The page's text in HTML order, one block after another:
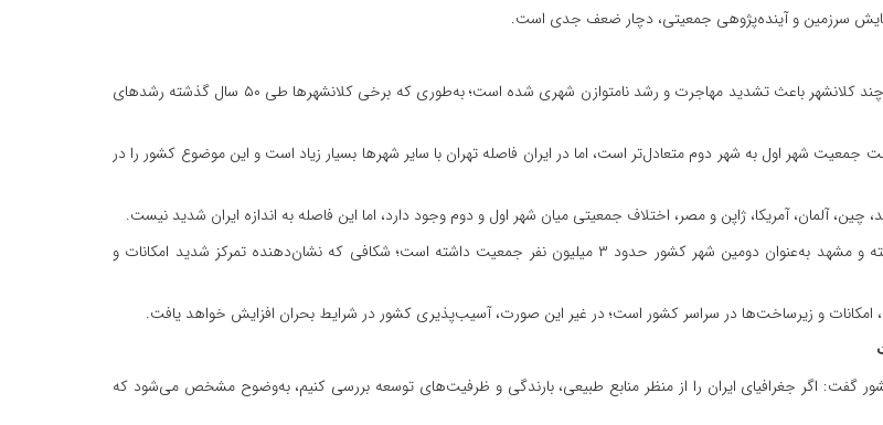
سرزمین و آینده‌پژوهی جمعیتی، دچار ضعف جدی است.
وی ادامه داد: تمرکز خدمات، زیرساخت‌ها، امکانات اقتصادی و سیاسی در تهران و چند کلانشهر باعث تشدید مهاجرت و رشد نامتوازن شهری شده است؛ به‌طوری که برخی کلانشهرها طی ۵۰ سال گذشته رشدهای
شهر اول به شهر دوم متعادل‌تر است، اما در ایران فاصله تهران با سایر شهرها بسیار زیاد است و این موضوع کشور را در
آلمان، آمریکا، ژاپن و مصر، اختلاف جمعیتی میان شهر اول و دوم وجود دارد، اما این فاصله به اندازه ایران شدید نیست.
وی افزود: براساس سرشماری سال ۱۳۹۵، تهران حدود ۹ میلیون نفر جمعیت داشته و مشهد به‌عنوان دومین شهر کشور حدود ۳ میلیون نفر جمعیت داشته است؛ شکافی که نشان‌دهنده تمرکز شدید امکانات و
و زیرساخت‌ها در سراسر کشور است؛ در غیر این صورت، آسیب‌پذیری کشور در شرایط بحران افزایش خواهد یافت.
گفت: اگر جغرافیای ایران را از منظر منابع طبیعی، بارندگی و ظرفیت‌های توسعه بررسی کنیم، به‌وضوح مشخص می‌شود که